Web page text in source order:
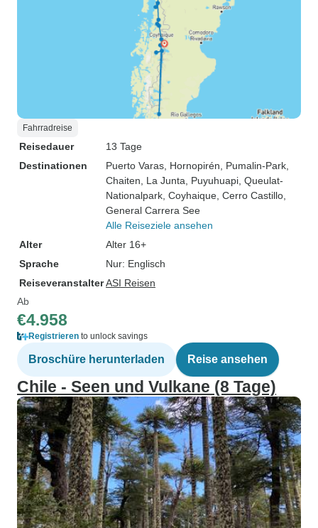
Fahrradreise
Reisedauer
13 Tage
Destinationen
Puerto Varas , Hornopirén , Pumalin-Park
Chaiten , La Junta , Puyuhuapi , Queulat-
Nationalpark , Coyhaique , Cerro Castillo
General Carrera See
Alle Reiseziele ansehen
Alter
Alter 16+
Sprache
Nur: Englisch
ReiseveranstalterASI Reisen
Ab
€4.958
Registrieren to unlock savings
Broschüre herunterladen Reise ansehen
Chile - Seen und Vulkane (8 Tage)